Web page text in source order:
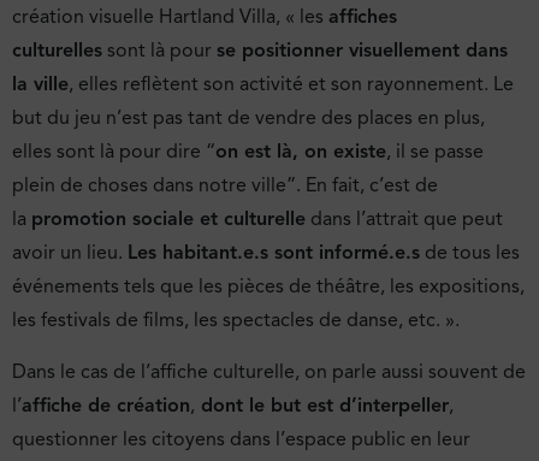
création visuelle Hartland Villa, « les affiches
culturelles sont là pour se positionner visuellement dans
la ville, elles reflètent son activité et son rayonnement. Le
but du jeu n’est pas tant de vendre des places en plus,
elles sont là pour dire “on est là, on existe, il se passe
plein de choses dans notre ville”. En fait, c’est de
la promotion sociale et culturelle dans l’attrait que peut
avoir un lieu. Les habitant.e.s sont informé.e.s de tous les
événements tels que les pièces de théâtre, les expositions,
les festivals de films, les spectacles de danse, etc. ».
Dans le cas de l’affiche culturelle, on parle aussi souvent de
l’affiche de création, dont le but est d’interpeller,
questionner les citoyens dans l’espace public en leur